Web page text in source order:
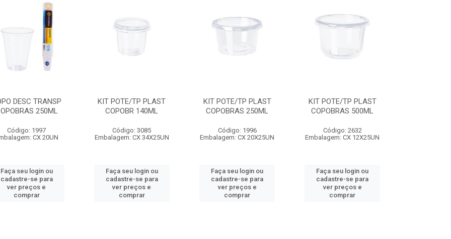
DESC TRANSP
250ML
Código: 1997
CX 20UN
Faça seu login ou
cadastre-se para
ver preços e
comprar
KIT POTE/TP PLAST
COPOBR 140ML
Código: 3085
Embalagem: CX 34X25UN
Faça seu login ou
cadastre-se para
ver preços e
comprar
KIT POTE/TP PLAST
COPOBRAS 250ML
Código: 1996
Embalagem: CX 20X25UN
Faça seu login ou
cadastre-se para
ver preços e
comprar
KIT POTE/TP PLAST
COPOBRAS 500ML
Código: 2632
Embalagem: CX 12X25UN
Faça seu login ou
cadastre-se para
ver preços e
comprar